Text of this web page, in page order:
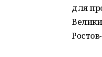
для